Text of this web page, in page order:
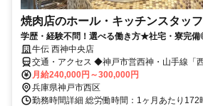
焼肉店のホール・キッチンスタッフ
学歴・経験不問！選べる働き方★社宅・寮完備
牛伝 西神中央店
交通・アクセス ◆神戸市営西神・山手線「
徒歩3分 ✅車・バイク・自転車通勤OK
月給240,000円～300,000円
兵庫県神戸市西区
勤務時間詳細 総労働時間：1ヶ月あたり